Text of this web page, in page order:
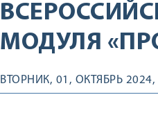
МОДУЛЯ
ВТОРНИК, 01, ОКТЯБРЬ 2024,